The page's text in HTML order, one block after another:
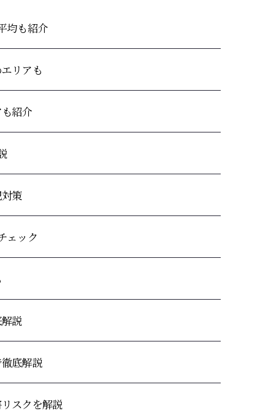
均も紹介
リアも
紹介
策
ェック
説
底解説
スクを解説